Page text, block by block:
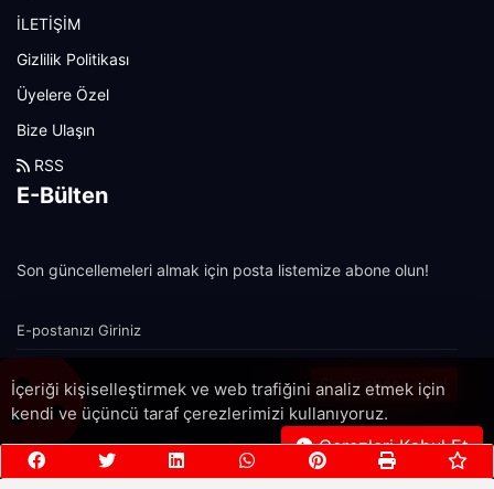
İLETİŞİM
Gizlilik Politikası
Üyelere Özel
Bize Ulaşın
RSS
E-Bülten
Son güncellemeleri almak için posta listemize abone olun!
Şimdi abone olun!
İçeriği kişiselleştirmek ve web trafiğini analiz etmek için
kendi ve üçüncü taraf çerezlerimizi kullanıyoruz.
Çerezleri Kabul Et